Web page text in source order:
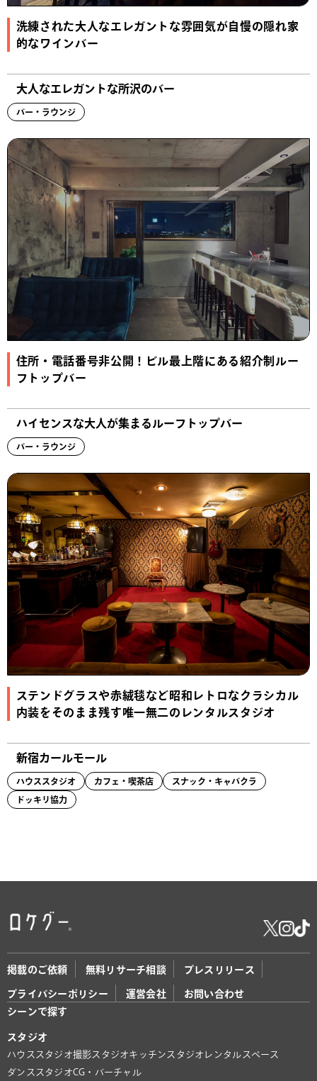
洗練された大人なエレガントな雰囲気が自慢の隠れ家
的なワインバー
大人なエレガントな所沢のバー
バー・ラウンジ
住所・電話番号非公開！ビル最上階にある紹介制ルー
フトップバー
ハイセンスな大人が集まるルーフトップバー
バー・ラウンジ
ステンドグラスや赤絨毯など昭和レトロなクラシカル
内装をそのまま残す唯一無二のレンタルスタジオ
新宿カールモール
ハウススタジオ カフェ・喫茶店 スナック・キャバクラ
ドッキリ協力
掲載のご依頼 無料リサーチ相談 プレスリリース
プライバシーポリシー 運営会社
お問い合わせ
シーンで探す
スタジオ
ハウススタジオ撮影スタジオキッチンスタジオ レンタルスペース
ダンススタジオCG・バーチャル